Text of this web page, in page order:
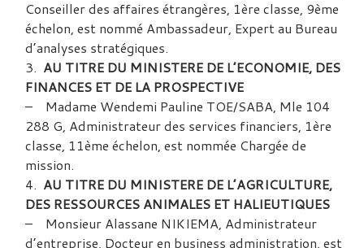
Conseiller des affaires étrangères, 1ère classe, 9ème
échelon, est nommé Ambassadeur, Expert au Bureau
d’analyses stratégiques.
AU TITRE DU MINISTERE DE L’ECONOMIE, DES
FINANCES ET DE LA PROSPECTIVE
– Madame Wendemi Pauline TOE/SABA, Mle 104
288 G, Administrateur des services financiers, 1ère
classe, 11ème échelon, est nommée Chargée de
mission.
AU TITRE DU MINISTERE DE L’AGRICULTURE,
DES RESSOURCES ANIMALES ET HALIEUTIQUES
– Monsieur Alassane NIKIEMA, Administrateur
d’entreprise, Docteur en business administration, est